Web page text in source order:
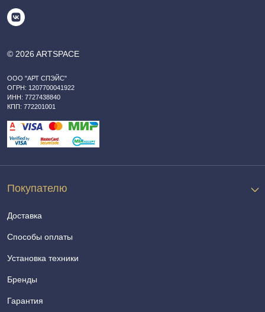
© 2026 ARTSPACE
ООО "АРТ СПЭЙС"
ОГРН: 1207700041922
ИНН: 7727438840
КПП: 772201001
Покупателю
Доставка
Способы оплаты
Установка техники
Бренды
Гарантия